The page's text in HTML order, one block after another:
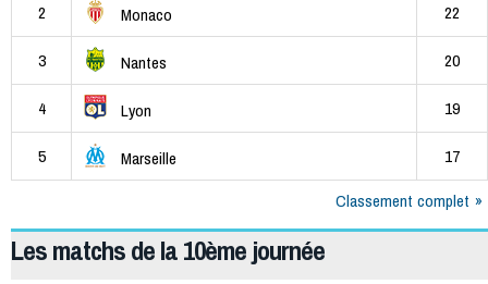
2 Monaco 22
3 Nantes 20
4 Lyon 19
5 Marseille
17
Classement complet
Les matchs de la 10ème journée